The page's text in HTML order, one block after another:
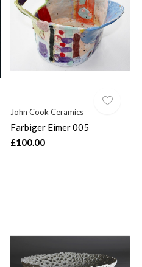
John Cook Ceramics
Farbiger Eimer 005
£100.00